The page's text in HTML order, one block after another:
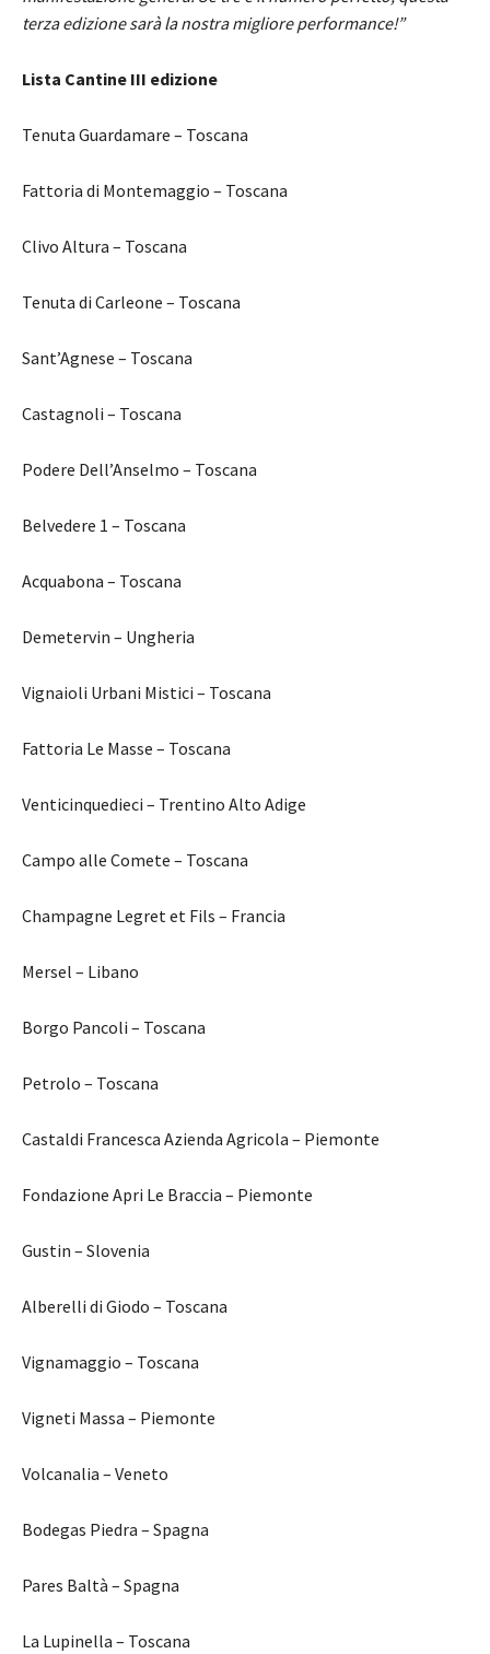
terza edizione sarà la nostra migliore performance!”
Lista Cantine III edizione
Tenuta Guardamare – Toscana
Fattoria di Montemaggio – Toscana
Clivo Altura – Toscana
Tenuta di Carleone – Toscana
Sant’Agnese – Toscana
Castagnoli – Toscana
Podere Dell’Anselmo – Toscana
Belvedere 1 – Toscana
Acquabona – Toscana
Demetervin – Ungheria
Vignaioli Urbani Mistici – Toscana
Fattoria Le Masse – Toscana
Venticinquedieci – Trentino Alto Adige
Campo alle Comete – Toscana
Champagne Legret et Fils – Francia
Mersel – Libano
Borgo Pancoli – Toscana
Petrolo – Toscana
Castaldi Francesca Azienda Agricola – Piemonte
Fondazione Apri Le Braccia – Piemonte
Gustin – Slovenia
Alberelli di Giodo – Toscana
Vignamaggio – Toscana
Vigneti Massa – Piemonte
Volcanalia – Veneto
Bodegas Piedra – Spagna
Pares Baltà – Spagna
La Lupinella – Toscana